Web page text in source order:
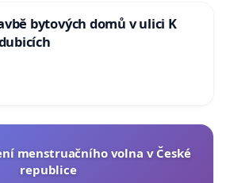
bytových domů v ulici K
menstruačního volna v České
republice